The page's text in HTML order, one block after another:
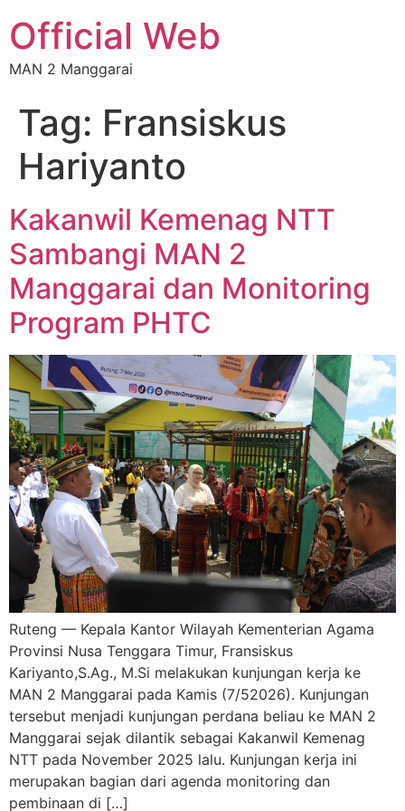
Official Web
MAN 2 Manggarai
Tag: Fransiskus
Hariyanto
Kakanwil Kemenag NTT
Sambangi MAN 2
Manggarai dan Monitoring
Program PHTC
Ruteng — Kepala Kantor Wilayah Kementerian Agama
Provinsi Nusa Tenggara Timur, Fransiskus
Kariyanto,S.Ag., M.Si melakukan kunjungan kerja ke
MAN 2 Manggarai pada Kamis (7/52026). Kunjungan
tersebut menjadi kunjungan perdana beliau ke MAN 2
Manggarai sejak dilantik sebagai Kakanwil Kemenag
NTT pada November 2025 lalu. Kunjungan kerja ini
merupakan bagian dari agenda monitoring dan
pembinaan di […]